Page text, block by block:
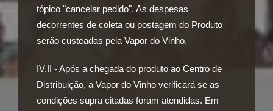
tópico "cancelar pedido". As despesas
decorrentes de coleta ou postagem do Produto
serão custeadas pela Vapor do Vinho.
IV.II - Após a chegada do produto ao Centro de
Distribuição, a Vapor do Vinho verificará se as
condições supra citadas foram atendidas. Em